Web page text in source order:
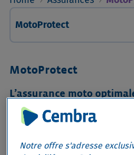
MotoProtect
MotoProtect
L’assurance moto
En collaboration avec Zurich
moto MotoProtect.
Notre offre s'adresse